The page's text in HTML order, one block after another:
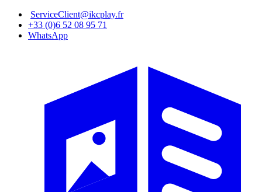
Aller
contenu
ServiceClient@ikcplay.fr
+33 (0)6 52 08 95 71
WhatsApp